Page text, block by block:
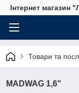
Інтернет магазин
Товари та
MADWAG 1,6"